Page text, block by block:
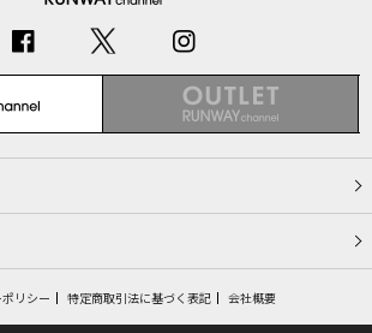
リシー 特定商取引法に基づく表記 会社概要